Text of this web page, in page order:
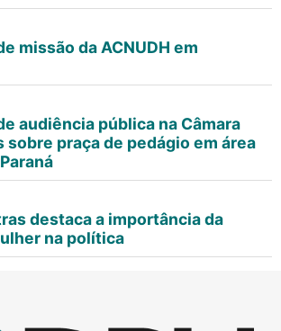
missão da ACNUDH em
audiência pública na Câmara
sobre praça de pedágio em área
destaca a importância da
na política